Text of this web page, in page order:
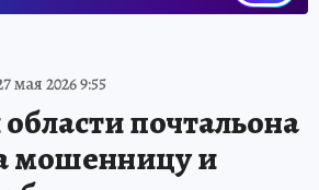
мая 2026 9:55
почтальона
мошенницу и